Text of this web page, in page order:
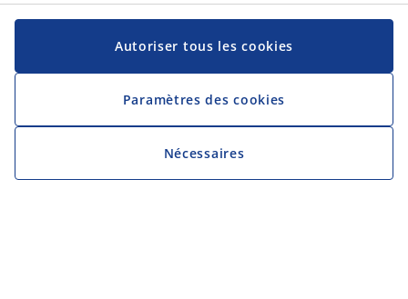
Autoriser tous les cookies
Paramètres des cookies
Nécessaires